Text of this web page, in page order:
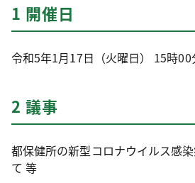
1 開催日
令和5年1月17日（火曜日） 15時
2 議事
都保健所の新型コロナウイルス感
て 等